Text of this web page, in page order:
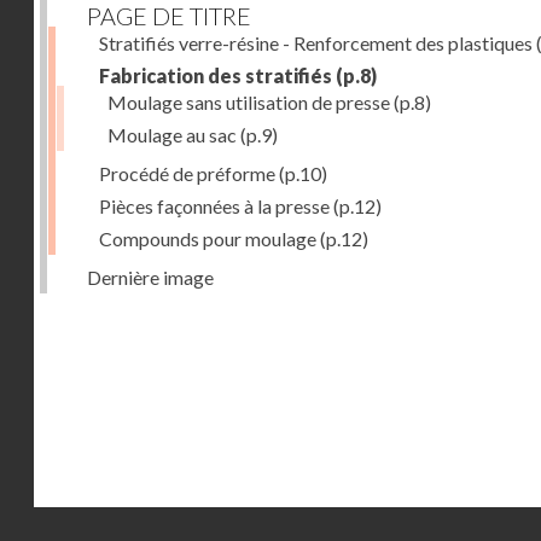
PAGE DE TITRE
Stratifiés verre-résine - Renforcement des plastiques
Fabrication des stratifiés (p.8)
Moulage sans utilisation de presse(p.8)
Moulage au sac (p.9)
Procédé de préforme(p.10)
Pièces façonnées à la presse(p.12)
Compounds pour moulage(p.12)
Dernière image